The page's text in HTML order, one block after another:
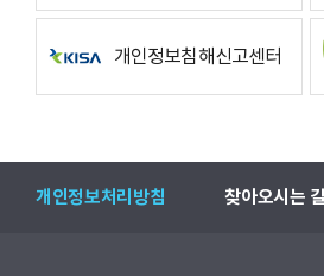
개인정보침해신고센터
개인정보처리방침 찾아오시는 길